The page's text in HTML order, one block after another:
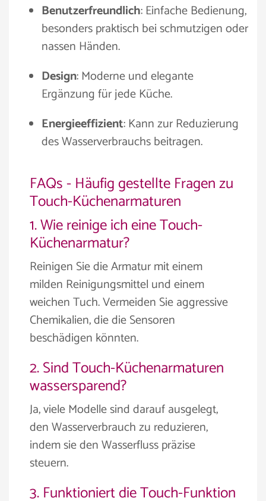
Benutzerfreundlich: Einfache Bedienung,
besonders praktisch bei schmutzigen oder
nassen Händen.
Design: Moderne und elegante
Ergänzung für jede Küche.
Energieeffizient: Kann zur Reduzierung
des Wasserverbrauchs beitragen.
FAQs - Häufig gestellte Fragen zu
Touch-Küchenarmaturen
1. Wie reinige ich eine Touch-
Küchenarmatur?
Reinigen Sie die Armatur mit einem
milden Reinigungsmittel und einem
weichen Tuch. Vermeiden Sie aggressive
Chemikalien, die die Sensoren
beschädigen könnten.
2. Sind Touch-Küchenarmaturen
wassersparend?
Ja, viele Modelle sind darauf ausgelegt,
den Wasserverbrauch zu reduzieren,
indem sie den Wasserfluss präzise
steuern.
3. Funktioniert die Touch-Funktion